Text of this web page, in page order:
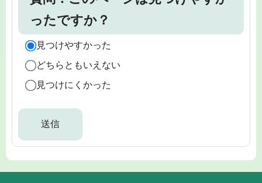
ったですか？
見つけやすかった
どちらともいえない
見つけにくかった